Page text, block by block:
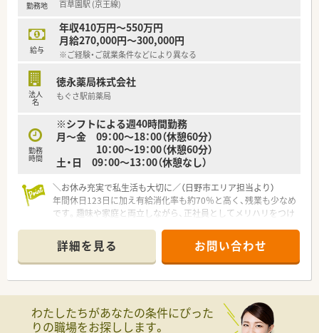
■近隣の医療モールをメインに安定した応需先があり、
経営的にも安定している優良企業です。
勤務地 百草園駅 (京王線)
給与
年収410万円～550万円
月給270,000円～300,000円
※ご経験・ご就業条件などにより異なる
法人
名
徳永薬局株式会社
もぐさ駅前薬局
勤務
時間
※シフトによる週40時間勤務
月～金 09：00～18：00（休憩60分）
10：00～19：00（休憩60分）
土・日 09：00～13：00（休憩なし）
＼お休み充実で私生活も大切に／（日野市エリア担当より）
年間休日123日に加え有給消化率も約70％と高く、残業も少なめ
です。趣味や家庭と両立しながら、正社員としてメリハリをつけ
＊------------------------------------------＊
【店舗情報と応需状況について】
■百草園駅から徒歩1分という利便性の高い場所に位置してお
■近隣のクリニックから内科や小児科の処方箋を1日平均100枚
ほど応需しており、地域に密着しています。
■外来業務だけでなく個人宅26名や施設2件の在宅医療にも対
詳細を見る お問い合わせ
わたしたちがあなたの条件にぴった
りの職場をお探しします。